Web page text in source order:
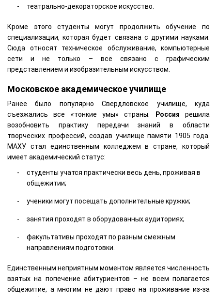
театрально-декораторское искусство.
Кроме этого студенты могут продолжить обучение по
специализации, которая будет связана с другими науками.
Сюда относят техническое обслуживание, компьютерные
сети и не только – всё связано с графическим
представлением и изобразительным искусством.
Московское академическое училище
Ранее было популярно Свердловское училище, куда
съезжались все «тонкие умы» страны.
Россия решила
возобновить практику передачи знаний в области
творческих профессий, создав училище памяти 1905 года.
МАХУ стал единственным колледжем в стране, который
имеет академический статус:
студенты учатся практически весь день, проживая в
общежитии;
ученики могут посещать дополнительные кружки;
занятия проходят в оборудованных аудиториях;
факультативы проходят по разным смежным
направлениям подготовки.
Единственным неприятным моментом является численность
взятых на попечение абитуриентов – не всем полагается
общежитие, а многим не дают право на проживание из-за